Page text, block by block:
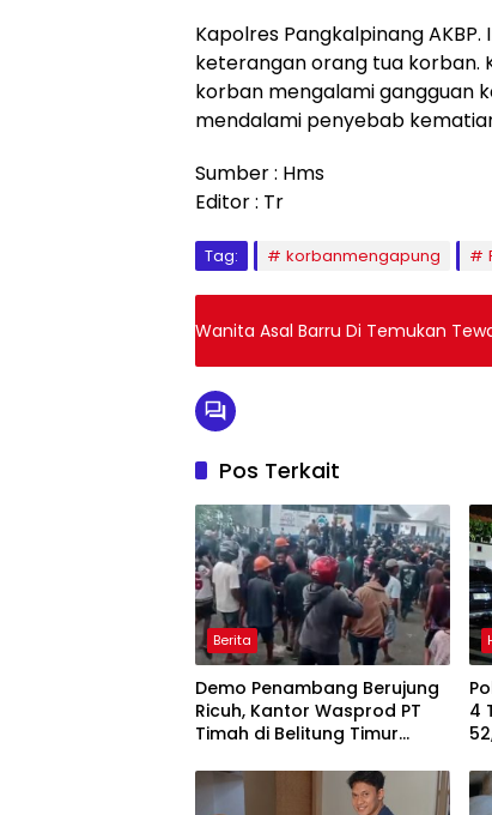
Kapolres Pangkalpinang
keterangan orang tua korban.
korban mengalami gangguan
mendalami penyebab
Sumber : Hms
Editor : Tr
Tag: korbanmengapung
Wanita Asal Barru Di Temukan
Pos Terkait
Berita
Demo Penambang Berujung
Ricuh, Kantor Wasprod PT
Timah di Belitung Timur
4